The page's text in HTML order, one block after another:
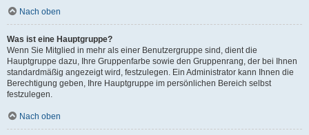
Nach oben
Was ist eine Hauptgruppe?
Wenn Sie Mitglied in mehr als einer Benutzergruppe sind, dient die
Hauptgruppe dazu, Ihre Gruppenfarbe sowie den Gruppenrang, der bei Ihnen
standardmäßig angezeigt wird, festzulegen. Ein Administrator kann Ihnen die
Berechtigung geben, Ihre Hauptgruppe im persönlichen Bereich selbst
festzulegen.
Nach oben